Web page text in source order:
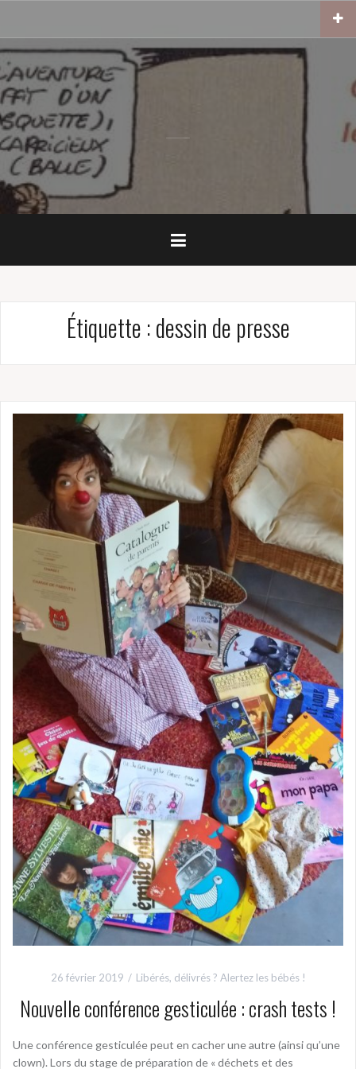
content
Étiquette :dessin de presse
26 février 2019 Libérés, délivrés ? Alertez les bébés !
Nouvelle conférence gesticulée : crash tests !
Une conférence gesticulée peut en cacher une autre (ainsi qu’une
clown). Lors du stage de préparation de « déchets et des